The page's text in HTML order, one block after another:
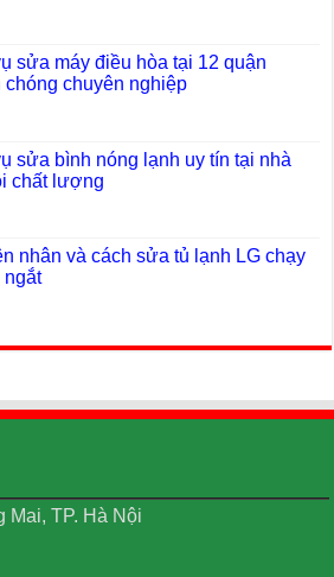
sửa máy điều hòa tại 12 quận
chóng chuyên nghiệp
sửa bình nóng lạnh uy tín tại nhà
chất lượng
nhân và cách sửa tủ lạnh LG chạy
ngắt
Mai, TP. Hà Nội